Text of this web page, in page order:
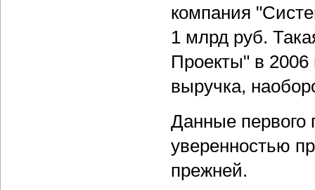
компания
1 млрд руб.
Проекты" в 2006
выручка,
Данные первого
уверенностью
прежней.